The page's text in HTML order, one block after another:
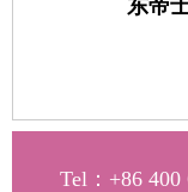
东帝
Tel：+86 400